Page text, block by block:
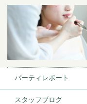
パーティレポート
スタッフブログ